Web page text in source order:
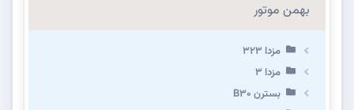
بهمن موتور
مزدا ۳۲۳
مزدا ۳
بسترن B۳۰